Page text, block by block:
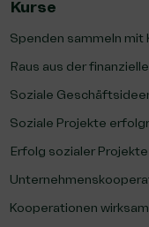
Kurse
Spenden sammeln mit
Raus aus der
Soziale
Soziale Projekte
Erfolg sozialer
Kooperationen